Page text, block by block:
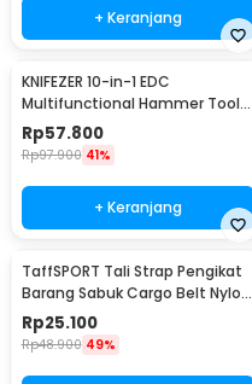
+ Keranjang
KNIFEZER 10-in-1 EDC
Multifunctional Hammer Tool
for Camping Survival - WL-
9003
Rp57.800
Rp97.900 41%
+ Keranjang
TaffSPORT Tali Strap Pengikat
Barang Sabuk Cargo Belt Nylon
5M - XR2
Rp25.100
Rp48.900 49%